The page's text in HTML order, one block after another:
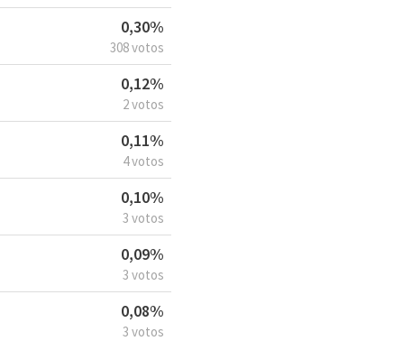
0,30%
308 votos
0,12%
2 votos
0,11%
4 votos
0,10%
3 votos
0,09%
3 votos
0,08%
3 votos